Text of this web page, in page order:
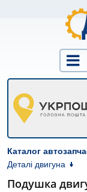
Каталог
Деталі двигуна
Подушка